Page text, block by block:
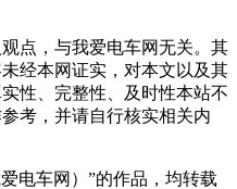
点，与我爱电车网无关。其
经本网证实，对本文以及其
性、完整性、及时性本站不
考，并请自行核实相关内
电车网）”的作品，均转载